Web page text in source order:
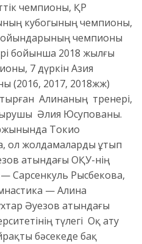
чемпионы, ҚР
кубогының чемпионы,
ойындарының чемпионы
бойынша 2018 жылғы
7 дүркін Азия
(2016, 2017, 2018жж)
Алинаның тренері,
Әлия Юсупованы.
Токио
ол жолдамаларды ұтып
атындағы ОҚУ-нің
— Сарсенкуль Рысбекова,
— Алина
Әуезов атындағы
түлегі Оқ ату
бәсекеде бақ